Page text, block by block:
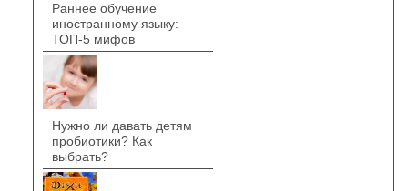
Раннее обучение
иностранному языку:
ТОП-5 мифов
Нужно ли давать детям
пробиотики? Как
выбрать?